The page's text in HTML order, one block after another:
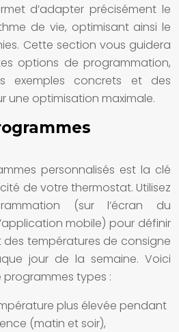
d’adapter précisément le
de vie, optimisant ainsi le
Cette section vous guidera
options de programmation,
exemples concrets et des
une optimisation maximale.
personnalisés est la clé
de votre thermostat. Utilisez
(sur l’écran du
mobile) pour définir
des températures de consigne
jour de la semaine. Voici
types :
plus élevée pendant
(matin et soir),